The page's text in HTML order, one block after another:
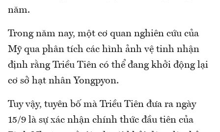
năm.
Trong năm nay, một cơ quan nghiên cứu của
Mỹ qua phân tích các hình ảnh vệ tinh nhận
định rằng Triều Tiên có thể đang khởi động lại
cơ sở hạt nhân Yongpyon.
Tuy vậy, tuyên bố mà Triều Tiên đưa ra ngày
15/9 là sự xác nhận chính thức đầu tiên của